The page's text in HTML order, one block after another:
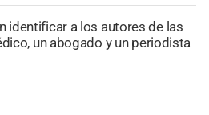
identificar a los autores de las
un abogado y un periodista